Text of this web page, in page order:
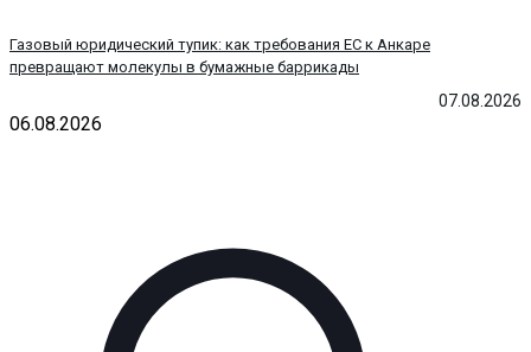
07.08.2026
Газовый юридический тупик: как требования ЕС к Анкаре
превращают молекулы в бумажные баррикады
06.08.2026